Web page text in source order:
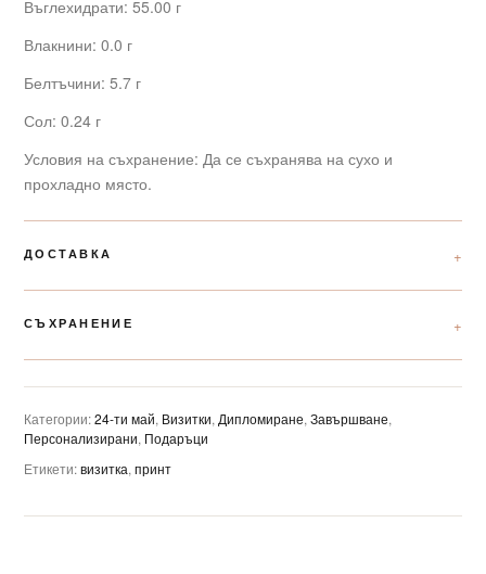
Въглехидрати: 55.00 г
Влакнини: 0.0 г
Белтъчини: 5.7 г
Сол: 0.24 г
Условия на съхранение: Да се съхранява на сухо и
прохладно място.
ДОСТАВКА
СЪХРАНЕНИЕ
Категории:24-ти май, Визитки, Дипломиране, Завършване,
Персонализирани, Подаръци
Етикети:визитка, принт